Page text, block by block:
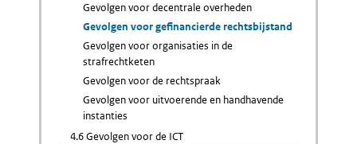
Gevolgen voor decentrale overheden
Gevolgen voor gefinancierde rechtsbijstand
Gevolgen voor organisaties in de
strafrechtketen
Gevolgen voor de rechtspraak
Gevolgen voor uitvoerende en handhavende
instanties
4.6 Gevolgen voor de ICT